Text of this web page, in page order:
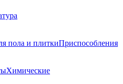
пола и плиткиПриспособления
Химические